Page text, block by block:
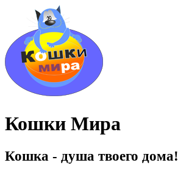
Кошки Мира
Кошка - душа твоего дома!